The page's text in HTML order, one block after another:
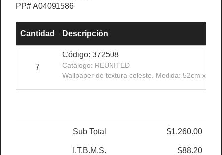
PP# A04091586
Cantidad Descripción
7
Código: 372508
Catálogo: REUNITED
Wallpaper de textura celeste. Medida: 52cm x
Sub Total $1,260.00
I.T.B.M.S. $88.20